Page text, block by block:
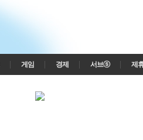
게임 경제 서브ⓢ 제